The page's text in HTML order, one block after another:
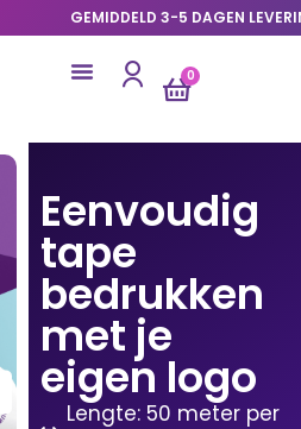
GEMIDDELD 3-5 DAGEN
0
Eenvoudig
tape
bedrukken
met je
eigen logo
Lengte: 50 meter per